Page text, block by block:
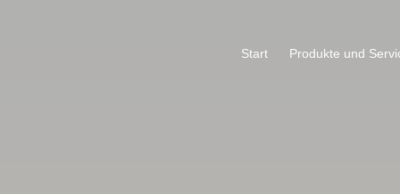
Start Produkte und